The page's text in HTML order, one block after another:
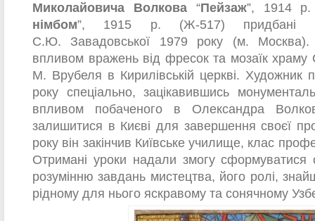
Миколайовича Волкова“Пейзаж”, 1914
німбом”, 1915 р. (Ж-517) придбані
С.Ю. Завадовської 1979 року (м. Москва).
впливом вражень від фресок та мозаїк храму
М. Врубеля в Кирилівській церкві. Художник
року спеціально, зацікавившись
впливом побаченого в Олександра
залишитися в Києві для завершення своєї
року він закінчив Київське училище, клас
Отримані уроки надали змогу сформуватися
розумінню завдань мистецтва, його ролі,
рідному для нього яскравому та сонячному